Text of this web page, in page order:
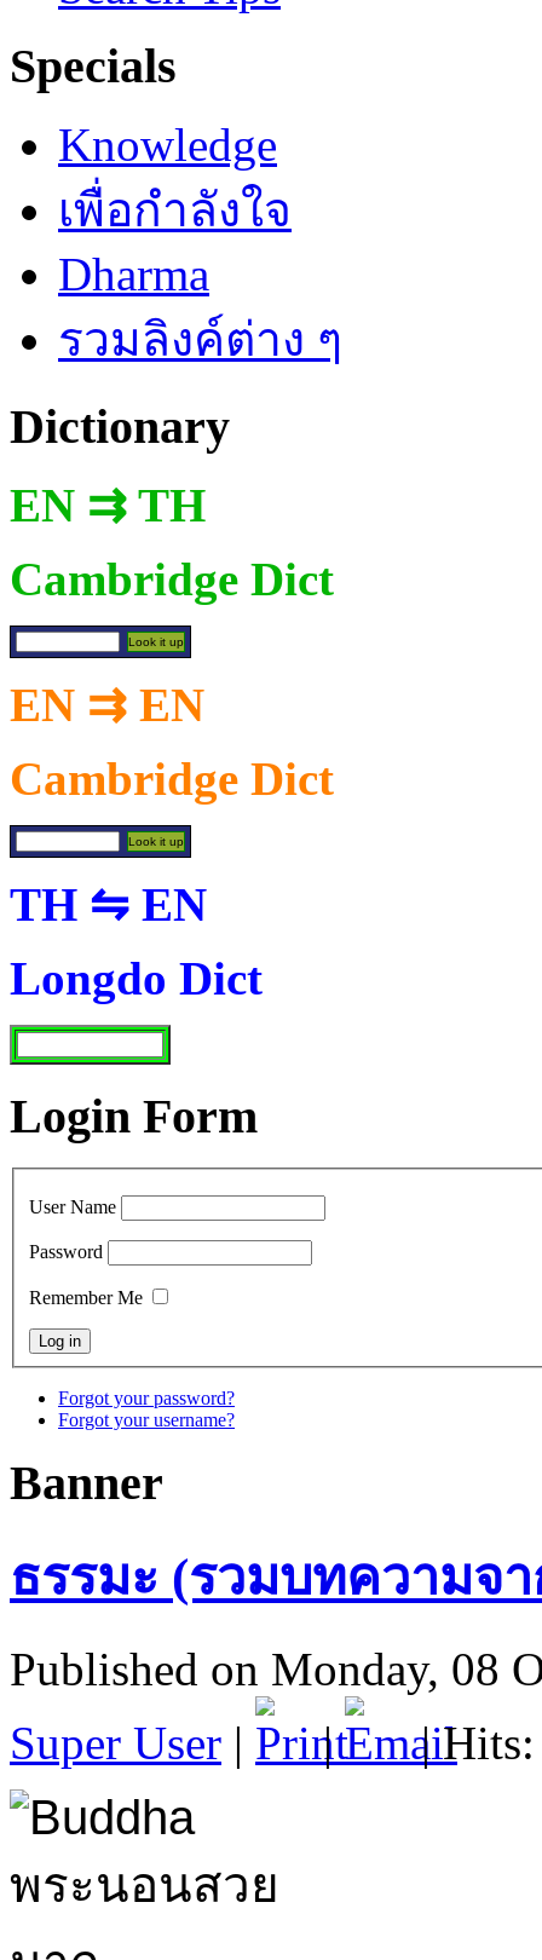
Specials
Knowledge
เพื่อกำลังใจ
Dharma
รวมลิงค์ต่าง ๆ
Dictionary
EN ⇉ TH
Cambridge Dict
EN ⇉ EN
Cambridge Dict
TH ⇋ EN
Longdo Dict
Login Form
User Name
Password
Remember Me
Forgot your password?
Forgot your username?
Banner
ธรรมะ (รวมบทความจ
Published on Monday, 08
Super User | | | Hits: